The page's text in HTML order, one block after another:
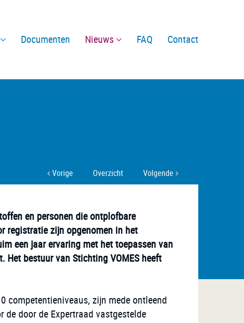
Documenten Nieuws FAQ Contact
Vorige Overzicht Volgende
en personen die ontplofbare
registratie zijn opgenomen in het
een jaar ervaring met het toepassen van
Het bestuur van Stichting VOMES heeft
competentieniveaus, zijn mede ontleend
de door de Expertraad vastgestelde